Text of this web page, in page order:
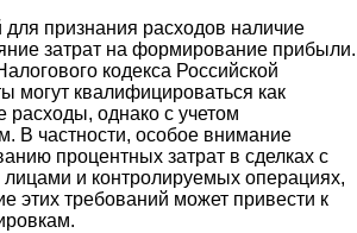
для признания расходов наличие
затрат на формирование прибыли.
кодекса Российской
могут квалифицироваться как
расходы, однако с учетом
В частности, особое внимание
процентных затрат в сделках с
и контролируемых операциях,
этих требований может привести к